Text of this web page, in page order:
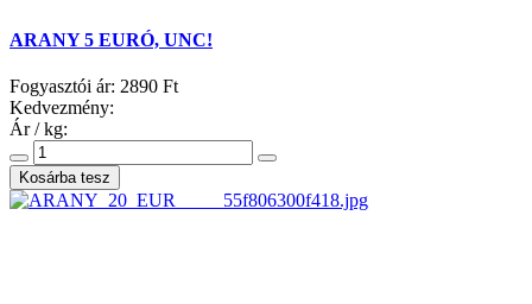
ARANY 5 EURÓ, UNC!
Fogyasztói ár: 2890 Ft
Kedvezmény:
Ár / kg: